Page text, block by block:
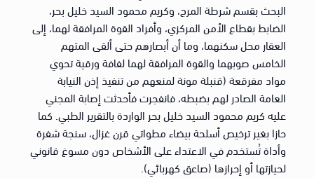
البحث بقسم شرطة المرج، وكريم محمود السيد خليل بحر،
الضابط بقطاع الأمن المركزي، وأفراد القوة المرافقة لهما، إلى
العقار محل سكنهما، وما أن أبصارهم حتى ألقى المتهم
الخامس صوبهما والقوة المرافقة لهما لفافة ورقية تحوي
مواد مفرقعة (قنبلة مونة لمنعهم من تنفيذ إذن النيابة
العامة الصادر لهم بضبطه، فانفجرت فأحدثت إصابة المجني
عليه كريم محمود السيد خليل بحر الواردة بالتقرير الطبي. كما
حازا بغير ترخيص أسلحة بيضاء مطواتي قرن غزال، سنجة شفرة
وأداة تُستخدم في الاعتداء على الأشخاص دون مسوغ قانوني
لحيازتها أو إحرازها (صاعق كهربائي).